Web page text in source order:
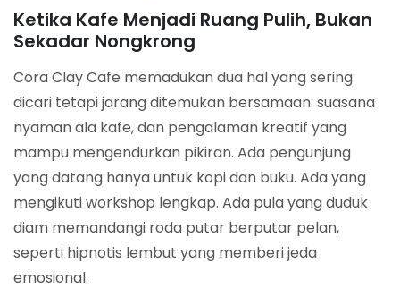
Ketika Kafe Menjadi Ruang Pulih, Bukan
Sekadar Nongkrong
Cora Clay Cafe memadukan dua hal yang sering
dicari tetapi jarang ditemukan bersamaan: suasana
nyaman ala kafe, dan pengalaman kreatif yang
mampu mengendurkan pikiran. Ada pengunjung
yang datang hanya untuk kopi dan buku. Ada yang
mengikuti workshop lengkap. Ada pula yang duduk
diam memandangi roda putar berputar pelan,
seperti hipnotis lembut yang memberi jeda
emosional.